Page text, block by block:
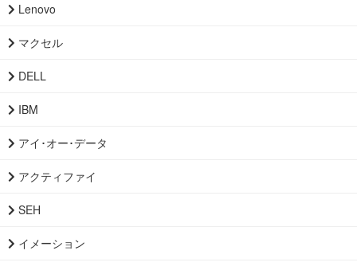
Lenovo
マクセル
DELL
IBM
アイ･オー･データ
アクティファイ
SEH
イメーション